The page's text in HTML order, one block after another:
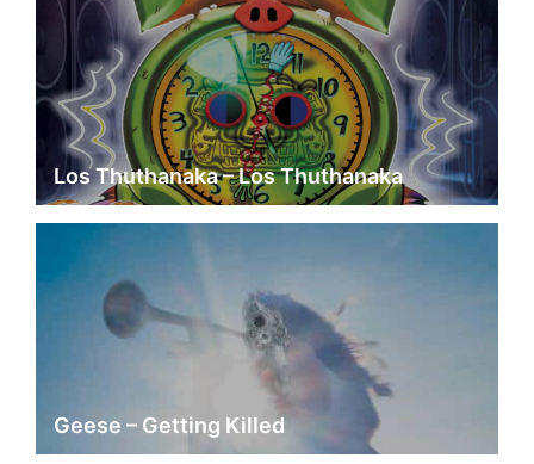
Los Thuthanaka – Los Thuthanaka
Geese – Getting Killed